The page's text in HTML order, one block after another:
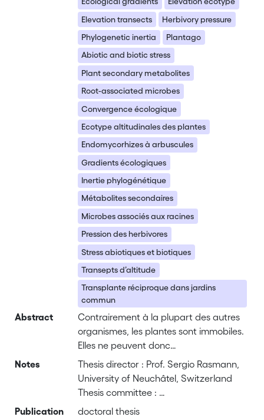
Elevation transects
Herbivory pressure
Phylogenetic inertia
Plantago
Abiotic and biotic stress
Plant secondary metabolites
Root-associated microbes
Convergence écologique
Ecotype altitudinales des plantes
Endomycorhizes à arbuscules
Gradients écologiques
Inertie phylogénétique
Métabolites secondaires
Microbes associés aux racines
Pression des herbivores
Stress abiotiques et biotiques
Transepts d’altitude
Transplante réciproque dans jardins
commun
Abstract
Contrairement à la plupart des autres
organismes, les plantes sont immobiles.
Elles ne peuvent donc
échapper aux facteurs de stress et sont
soumises à d’énormes pressions de
l’environnement. L'une des
faire face à ces stress
Notes
Thesis director : Prof. Sergio Rasmann,
University of Neuchâtel, Switzerland
Thesis committee :
Dr. Betty Benrey, University of
Publication
doctoral thesis